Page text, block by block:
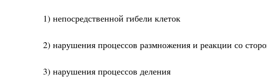
1) непосредственной гибели клеток
2) нарушения процессов размножения и реакции со
3) нарушения процессов деления